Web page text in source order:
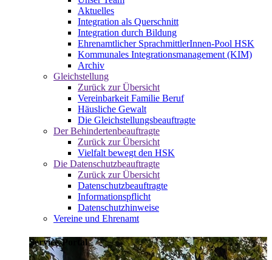
Aktuelles
Integration als Querschnitt
Integration durch Bildung
Ehrenamtlicher SprachmittlerInnen-Pool HSK
Kommunales Integrationsmanagement (KIM)
Archiv
Gleichstellung
Zurück zur Übersicht
Vereinbarkeit Familie Beruf
Häusliche Gewalt
Die Gleichstellungsbeauftragte
Der Behindertenbeauftragte
Zurück zur Übersicht
Vielfalt bewegt den HSK
Die Datenschutzbeauftragte
Zurück zur Übersicht
Datenschutzbeauftragte
Informationspflicht
Datenschutzhinweise
Vereine und Ehrenamt
Service-Portal